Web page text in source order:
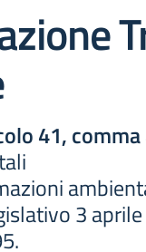
41, comma
3